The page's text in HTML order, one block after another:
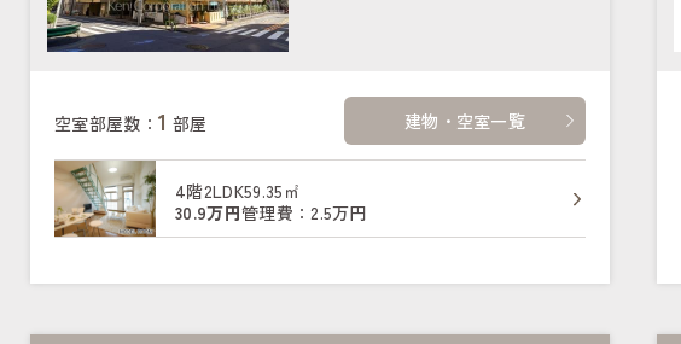
空室部屋数： 1 部屋 建物・空室一覧
4階2LDK59.35㎡
30.9万円管理費：2.5万円